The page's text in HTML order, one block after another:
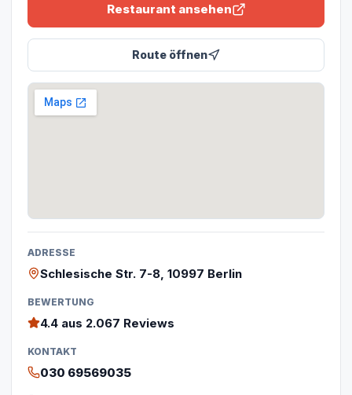
Restaurant ansehen
Route öffnen
ADRESSE
Schlesische Str. 7-8, 10997 Berlin
BEWERTUNG
4.4 aus 2.067 Reviews
KONTAKT
030 69569035